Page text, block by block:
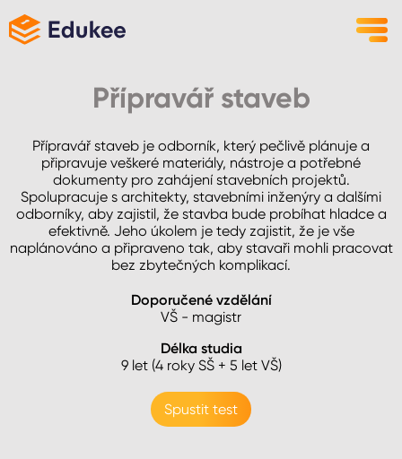
Přípravář staveb
Přípravář staveb je odborník, který pečlivě plánuje a
připravuje veškeré materiály, nástroje a potřebné
dokumenty pro zahájení stavebních projektů.
Spolupracuje s architekty, stavebními inženýry a dalšími
odborníky, aby zajistil, že stavba bude probíhat hladce a
efektivně. Jeho úkolem je tedy zajistit, že je vše
naplánováno a připraveno tak, aby stavaři mohli pracovat
bez zbytečných komplikací.
Doporučené vzdělání
VŠ - magistr
Délka studia
9 let (4 roky SŠ + 5 let VŠ)
Spustit test